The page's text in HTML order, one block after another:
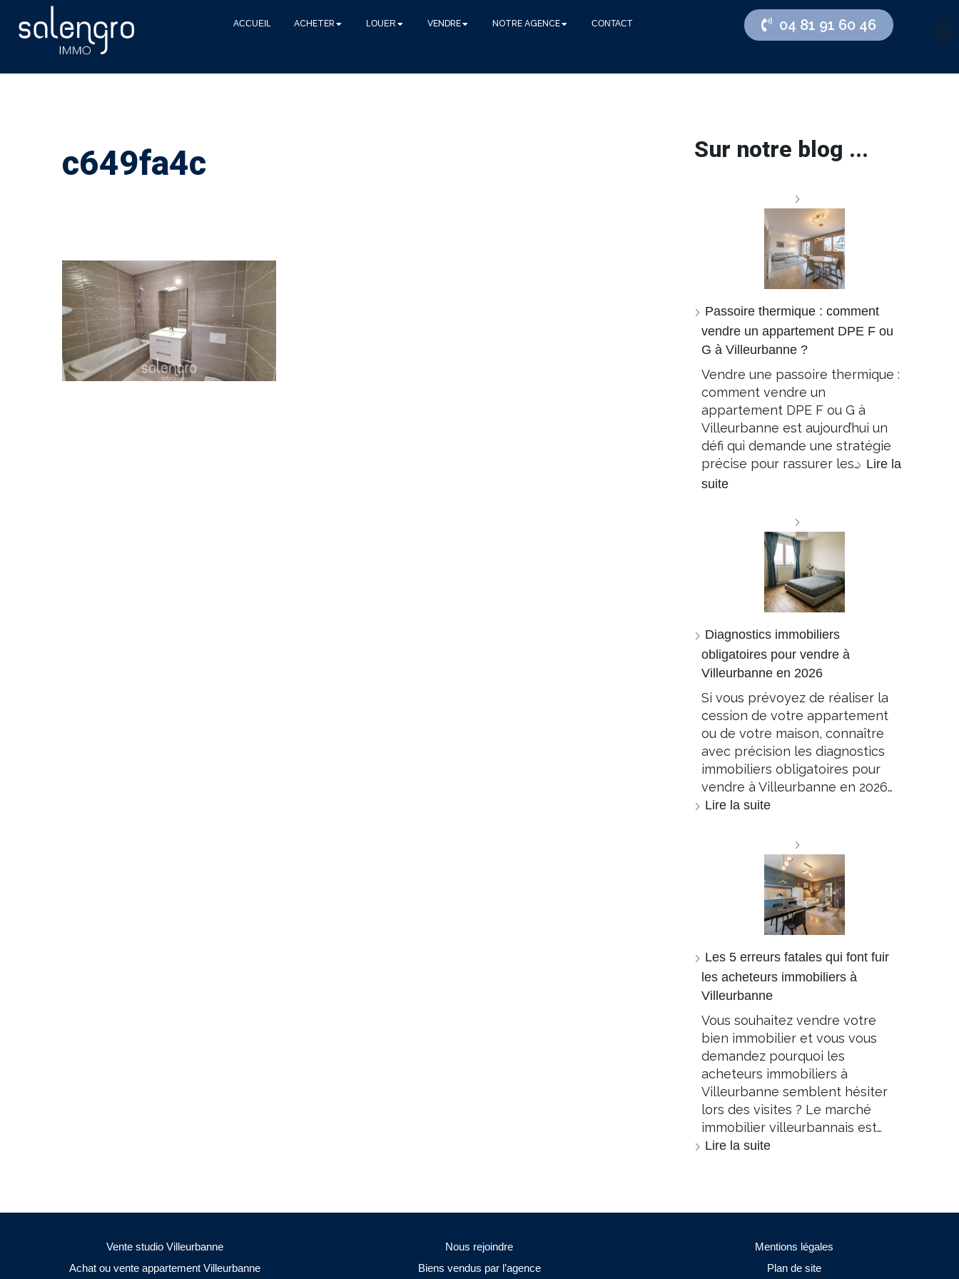
ACCUEIL ACHETER LOUER VENDRE NOTRE AGENCE CONTACT 04 81 91 60 46
c649fa4c Sur notre blog ...
Passoire thermique : comment
vendre un appartement DPE F ou
G à Villeurbanne ?
Vendre une passoire thermique :
comment vendre un
appartement DPE F ou G à
Villeurbanne est aujourd’hui un
défi qui demande une stratégie
précise pour rassurer les… Lire la
suite
Diagnostics immobiliers
obligatoires pour vendre à
Villeurbanne en 2026
Si vous prévoyez de réaliser la
cession de votre appartement
ou de votre maison, connaître
avec précision les diagnostics
immobiliers obligatoires pour
vendre à Villeurbanne en 2026…
Lire la suite
Les 5 erreurs fatales qui font fuir
les acheteurs immobiliers à
Villeurbanne
Vous souhaitez vendre votre
bien immobilier et vous vous
demandez pourquoi les
acheteurs immobiliers à
Villeurbanne semblent hésiter
lors des visites ? Le marché
immobilier villeurbannais est…
Lire la suite
Vente studio Villeurbanne
Achat ou vente appartement Villeurbanne
Nous rejoindre
Biens vendus par l’agence
Mentions légales
Plan de site